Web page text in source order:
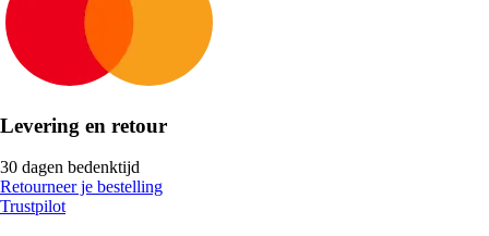
Levering en retour
30 dagen bedenktijd
Retourneer je bestelling
Trustpilot